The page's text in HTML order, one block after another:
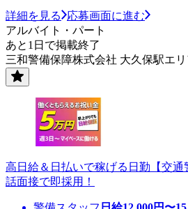
詳細を見る
応募画面に進む
アルバイト・パート
あと1日で掲載終了
三和警備保障株式会社 大久保駅エリ
高日給＆日払いで稼げる日勤【交
話面接で即採用！